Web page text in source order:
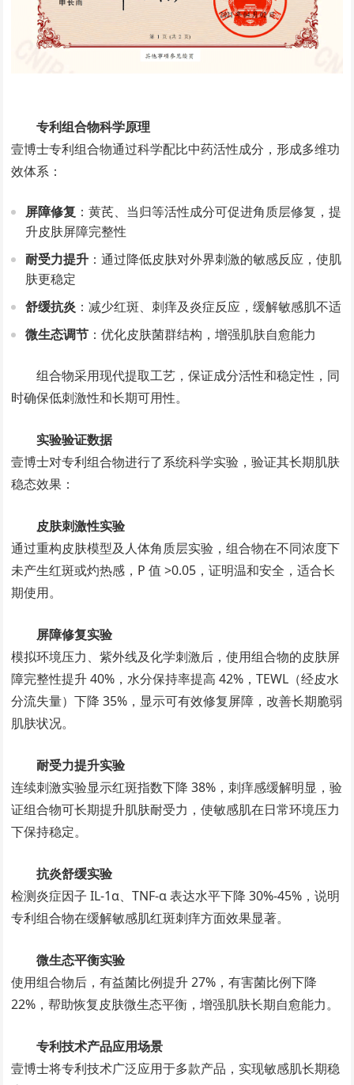
专利组合物科学原理
壹博士专利组合物通过科学配比中药活性成分，形成多维功
效体系：
屏障修复 ：黄芪、当归等活性成分可促进角质层修复，提
升皮肤屏障完整性
耐受力提升 ：通过降低皮肤对外界刺激的敏感反应，使肌
肤更稳定
舒缓抗炎 ：减少红斑、刺痒及炎症反应，缓解敏感肌不适
微生态调节 ：优化皮肤菌群结构，增强肌肤自愈能力
组合物采用现代提取工艺，保证成分活性和稳定性，同
时确保低刺激性和长期可用性。
实验验证数据
壹博士对专利组合物进行了系统科学实验，验证其长期肌肤
稳态效果：
皮肤刺激性实验
通过重构皮肤模型及人体角质层实验，组合物在不同浓度下
未产生红斑或灼热感，P 值 >0.05，证明温和安全，适合长
期使用。
屏障修复实验
模拟环境压力、紫外线及化学刺激后，使用组合物的皮肤屏
障完整性提升 40%，水分保持率提高 42%，TEWL（经皮水
分流失量）下降 35%，显示可有效修复屏障，改善长期脆弱
肌肤状况。
耐受力提升实验
连续刺激实验显示红斑指数下降 38%，刺痒感缓解明显，验
证组合物可长期提升肌肤耐受力，使敏感肌在日常环境压力
下保持稳定。
抗炎舒缓实验
检测炎症因子 IL-1α、TNF-α 表达水平下降 30%-45%，说明
专利组合物在缓解敏感肌红斑刺痒方面效果显著。
微生态平衡实验
使用组合物后，有益菌比例提升 27%，有害菌比例下降
22%，帮助恢复皮肤微生态平衡，增强肌肤长期自愈能力。
专利技术产品应用场景
壹博士将专利技术广泛应用于多款产品，实现敏感肌长期稳